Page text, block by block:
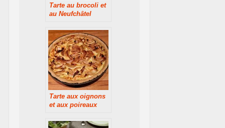
Tarte au brocoli et
au Neufchâtel
Tarte aux oignons
et aux poireaux